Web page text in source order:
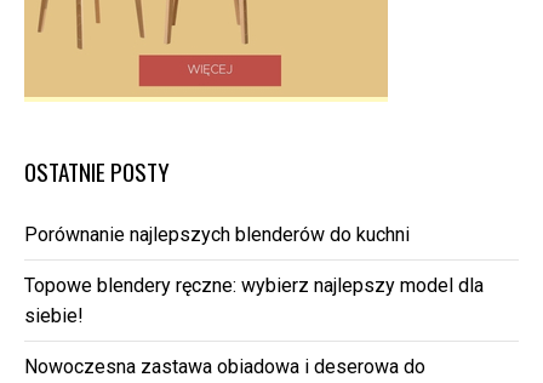
OSTATNIE POSTY
Porównanie najlepszych blenderów do kuchni
Topowe blendery ręczne: wybierz najlepszy model dla
siebie!
Nowoczesna zastawa obiadowa i deserowa do